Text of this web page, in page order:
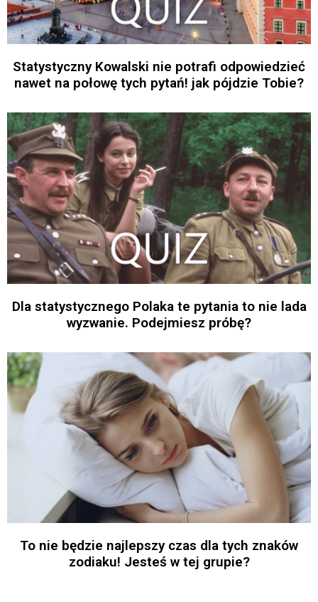
Statystyczny Kowalski nie potrafi odpowiedzieć
nawet na połowę tych pytań! jak pójdzie Tobie?
Dla statystycznego Polaka te pytania to nie lada
wyzwanie. Podejmiesz próbę?
To nie będzie najlepszy czas dla tych znaków
zodiaku! Jesteś w tej grupie?